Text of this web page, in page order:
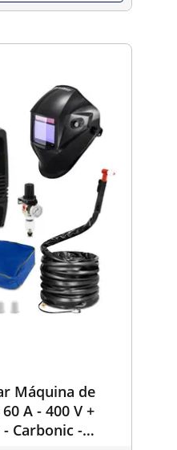
Máquina de
A - 400 V +
Carbonic -